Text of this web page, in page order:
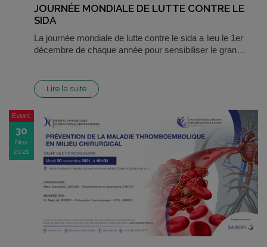
JOURNÉE MONDIALE DE LUTTE CONTRE LE
SIDA
La journée mondiale de lutte contre le sida a lieu le 1er
décembre de chaque année pour sensibiliser le gran…
Lire la suite
Event
30
Nov
2021